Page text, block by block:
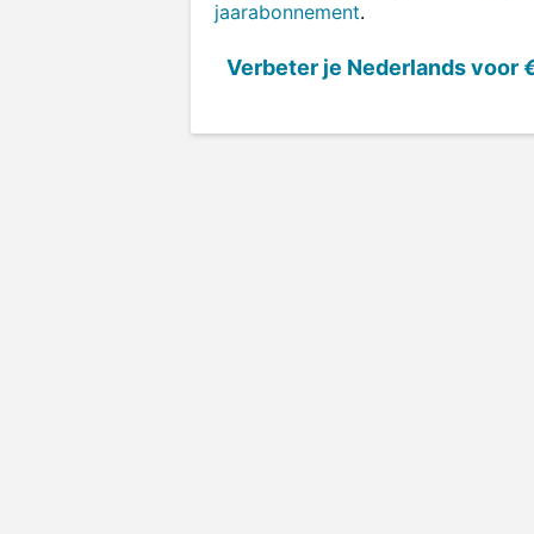
jaarabonnement.
Verbeter je Nederlands voor